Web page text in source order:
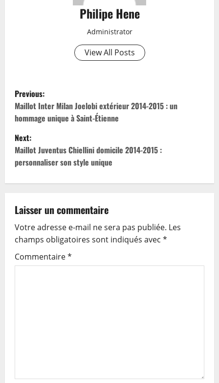
Philipe Hene
Administrator
View All Posts
P
o
s
t
n
v
i
g
Previous:
Maillot Inter Milan Joelobi extérieur 2014-2015 : un
hommage unique à Saint-Étienne
Next:
Maillot Juventus Chiellini domicile 2014-2015 :
personnaliser son style unique
Laisser un commentaire
Votre adresse e-mail ne sera pas publiée. Les
champs obligatoires sont indiqués avec *
Commentaire*